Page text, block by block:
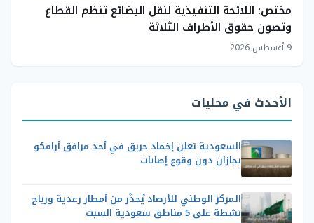
مختص: اللائحة التنفيذية لنقل البضائع تنظم القطاع
وتصون حقوق الأطراف الثلاثة
9 أغسطس 2026
الأحدث في محليات
السعودية تعلن إخماد حريق في أحد مرافق أرامكو
بجازان دون وقوع إصابات
المركز الوطني للأرصاد يُحذّر من أمطار رعدية ورياح
نشطة على 5 مناطق سعودية السبت